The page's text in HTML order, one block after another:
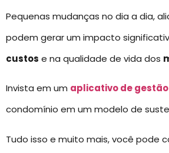
Pequenas mudanças no dia a dia,
podem gerar um impacto
custos e na qualidade de vida dos
Invista em um aplicativo de gestão
condomínio em um modelo de
Tudo isso e muito mais, você pode